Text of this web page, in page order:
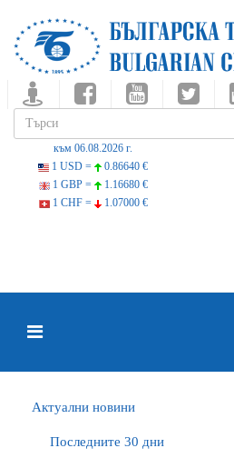
към 06.08.2026 г.
1 USD =
0.86640 €
1 GBP =
1.16680 €
1 CHF =
1.07000 €
Актуални новини
Последните 30 дни